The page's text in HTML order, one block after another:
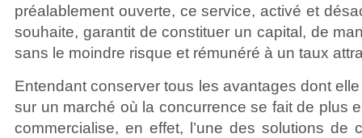
préalablement ouverte, ce service, activé et
souhaite, garantit de constituer un capital, de
sans le moindre risque et rémunéré à un taux
Entendant conserver tous les avantages dont
sur un marché où la concurrence se fait de plus
commercialise, en effet, l’une des solutions de